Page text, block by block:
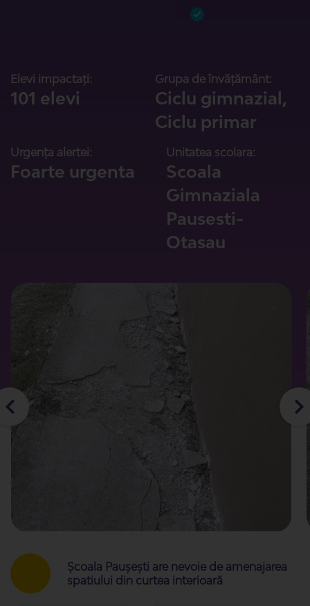
Elevi impactați:
101 elevi
Grupa de învățământ:
Ciclu gimnazial,
Ciclu primar
Urgența alertei:
Foarte urgenta
Unitatea scolara:
Scoala
Gimnaziala
Pausesti-
Otasau
Școala Paușești are nevoie de amenajarea
spatiului din curtea interioară